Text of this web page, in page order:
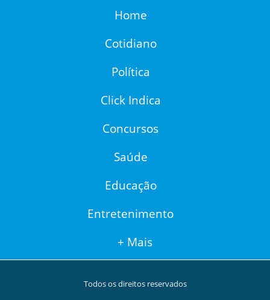
Home
Cotidiano
Política
Click Indica
Concursos
Saúde
Educação
Entretenimento
+ Mais
Todos os direitos reservados